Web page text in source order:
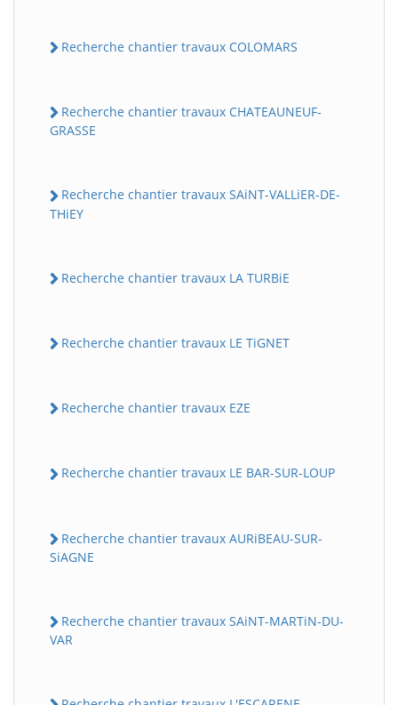
Recherche chantier travaux COLOMARS
Recherche chantier travaux CHATEAUNEUF-
GRASSE
Recherche chantier travaux SAiNT-VALLiER-DE-
THiEY
Recherche chantier travaux LA TURBiE
Recherche chantier travaux LE TiGNET
Recherche chantier travaux EZE
Recherche chantier travaux LE BAR-SUR-LOUP
Recherche chantier travaux AURiBEAU-SUR-
SiAGNE
Recherche chantier travaux SAiNT-MARTiN-DU-
VAR